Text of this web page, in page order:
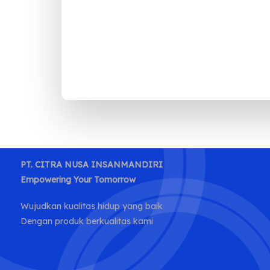
PT. CITRA NUSA INSANMANDIRI
Empowering Your Tomorrow
Wujudkan kualitas hidup yang baik
Dengan produk berkualitas kami